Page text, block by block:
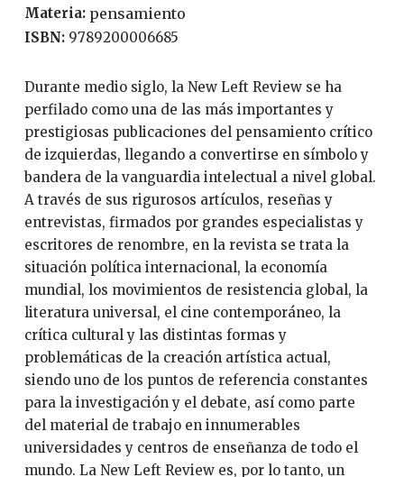
Materia: pensamiento
ISBN: 9789200006685
Durante medio siglo, la New Left Review se ha
perfilado como una de las más importantes y
prestigiosas publicaciones del pensamiento crítico
de izquierdas, llegando a convertirse en símbolo y
bandera de la vanguardia intelectual a nivel global.
A través de sus rigurosos artículos, reseñas y
entrevistas, firmados por grandes especialistas y
escritores de renombre, en la revista se trata la
situación política internacional, la economía
mundial, los movimientos de resistencia global, la
literatura universal, el cine contemporáneo, la
crítica cultural y las distintas formas y
problemáticas de la creación artística actual,
siendo uno de los puntos de referencia constantes
para la investigación y el debate, así como parte
del material de trabajo en innumerables
universidades y centros de enseñanza de todo el
mundo. La New Left Review es, por lo tanto, un